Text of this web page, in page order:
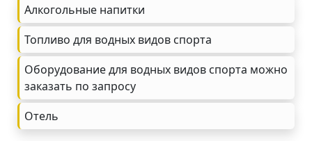
Алкогольные напитки
Топливо для водных видов спорта
Оборудование для водных видов спорта можно
заказать по запросу
Oтель